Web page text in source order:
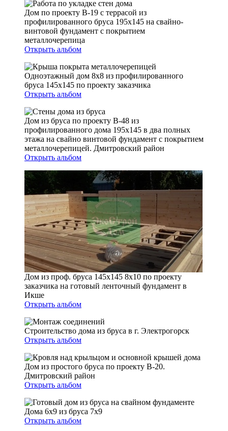
Дом по проекту В-19 с террасой из
профилированного бруса 195х145 на свайно-
винтовой фундамент с покрытием
металлочерепица
Открыть альбом
Одноэтажный дом 8х8 из профилированного
бруса 145х145 по проекту заказчика
Открыть альбом
Дом из бруса по проекту В-48 из
профилированного дома 195х145 в два полных
этажа на свайно винтовой фундамент с покрытием
металлочерепицей. Дмитровский район
Открыть альбом
Дом из проф. бруса 145х145 8х10 по проекту
заказчика на готовый ленточный фундамент в
Икше
Открыть альбом
Строительство дома из бруса в г. Электрогорск
Открыть альбом
Дом из простого бруса по проекту В-20.
Дмитровский район
Открыть альбом
Дома 6х9 из бруса 7х9
Открыть альбом